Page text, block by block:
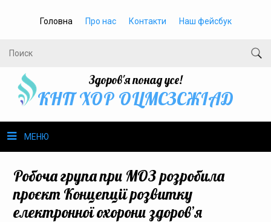
Головна Про нас Контакти Наш фейсбук
Здоров'я понад усе!
КНП ХОР ОЦМСЗСЖIАД
МЕНЮ
Громадське здоров’я
Робоча група при МОЗ розробила
проєкт Концепції розвитку
електронної охорони здоров’я